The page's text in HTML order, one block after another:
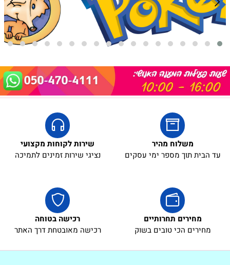
לארוז באריזת מתנה:
אריזת מתנה
מתנה:
משלוח מהיר
עד הבית תוך מספר ימי עסקים
שירות לקוחות מקצועי
נציגי שירות זמינים לתמיכה
מחירים תחרותיים
מחירים הכי טובים בשוק
רכישה בטוחה
רכישה מאובטחת דרך האתר